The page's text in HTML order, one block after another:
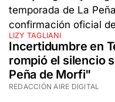
LIZY TAGLIANI
Incertidumbre en
rompió el silencio
Peña de Morfi"
REDACCIÓN AIRE DIGITAL